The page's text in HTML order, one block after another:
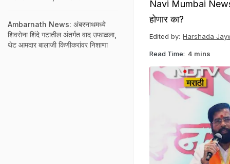
Navi Mumbai News:
होणार का?
Edited by: Harshada
Read Time: 4 mins
Ambarnath News: अंबरनाथमध्ये
शिवसेना शिंदे गटातील अंतर्गत वाद उफाळला,
थेट आमदार बालाजी किणीकरांवर निशाणा